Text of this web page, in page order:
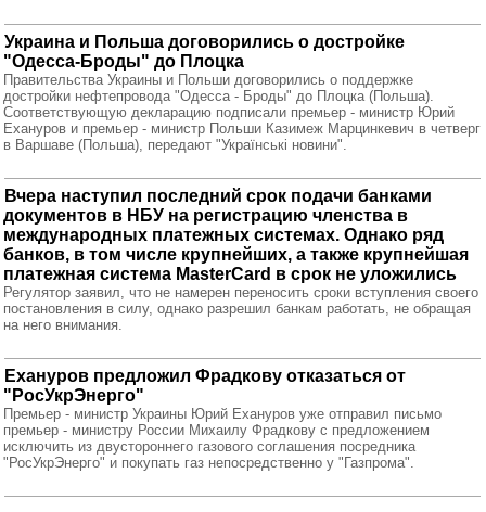
Украина и Польша договорились о достройке
"Одесса-Броды" до Плоцка
Правительства Украины и Польши договорились о поддержке
достройки нефтепровода "Одесса - Броды" до Плоцка (Польша).
Соответствующую декларацию подписали премьер - министр Юрий
Ехануров и премьер - министр Польши Казимеж Марцинкевич в четверг
в Варшаве (Польша), передают "Українські новини".
Вчера наступил последний срок подачи банками
документов в НБУ на регистрацию членства в
международных платежных системах. Однако ряд
банков, в том числе крупнейших, а также крупнейшая
платежная система MasterCard в срок не уложились
Регулятор заявил, что не намерен переносить сроки вступления своего
постановления в силу, однако разрешил банкам работать, не обращая
на него внимания.
Ехануров предложил Фрадкову отказаться от
"РосУкрЭнерго"
Премьер - министр Украины Юрий Ехануров уже отправил письмо
премьер - министру России Михаилу Фрадкову с предложением
исключить из двустороннего газового соглашения посредника
"РосУкрЭнерго" и покупать газ непосредственно у "Газпрома".